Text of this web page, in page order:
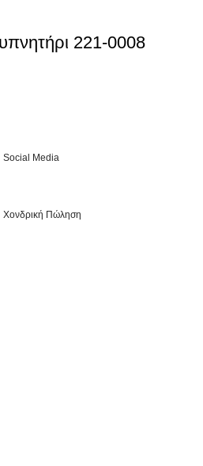
221-0008
Social Media
Χονδρική Πώληση